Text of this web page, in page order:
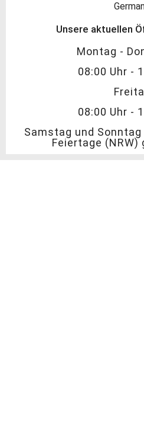
Unsere aktuellen
Montag -
08:00 Uhr -
08:00 Uhr -
Samstag und
Feiertage (NRW)